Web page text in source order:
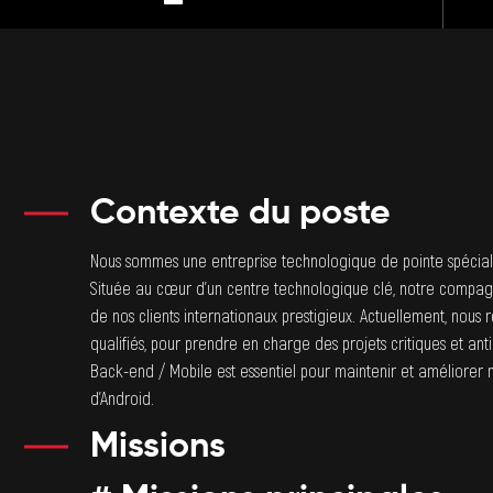
Contexte du poste
Nous sommes une entreprise technologique de pointe
Située au cœur d’un centre technologique clé, notre
de nos clients internationaux prestigieux. Actuellement,
qualifiés, pour prendre en charge des projets critiques et
Back-end / Mobile est essentiel pour maintenir et améliorer
d’Android.
Missions